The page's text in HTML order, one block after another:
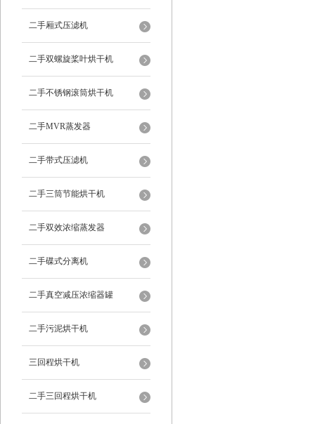
机
二手厢式压滤机
二手双螺旋桨叶烘干机
二手不锈钢滚筒烘干机
二手MVR蒸发器
二手带式压滤机
二手三筒节能烘干机
二手双效浓缩蒸发器
二手碟式分离机
二手真空减压浓缩器罐
二手污泥烘干机
三回程烘干机
二手三回程烘干机